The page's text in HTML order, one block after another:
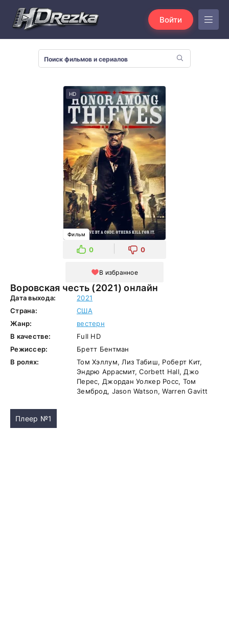
Войти
Воровская честь (2021) онлайн
HD
Фильм
0 0
В избранное
Дата выхода:
2021
Страна:
США
Жанр:
вестерн
В качестве:
Full HD
Режиссер:
Бретт Бентман
В ролях:
Том Хэллум, Лиз Табиш, Роберт Кит,
Эндрю Аррасмит, Corbett Hall, Джо
Перес, Джордан Уолкер Росс, Том
Земброд, Jason Watson, Warren Gavitt
Плеер №1